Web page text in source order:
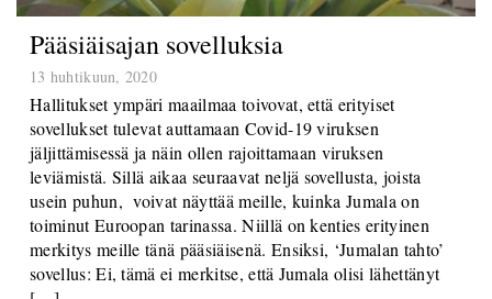
Pääsiäisajan sovelluksia
13 huhtikuun, 2020
Hallitukset ympäri maailmaa toivovat, että erityiset
sovellukset tulevat auttamaan Covid-19 viruksen
jäljittämisessä ja näin ollen rajoittamaan viruksen
leviämistä. Sillä aikaa seuraavat neljä sovellusta, joista
usein puhun, voivat näyttää meille, kuinka Jumala on
toiminut Euroopan tarinassa. Niillä on kenties erityinen
merkitys meille tänä pääsiäisenä. Ensiksi, ‘Jumalan tahto’
sovellus: Ei, tämä ei merkitse, että Jumala olisi lähettänyt
[…]